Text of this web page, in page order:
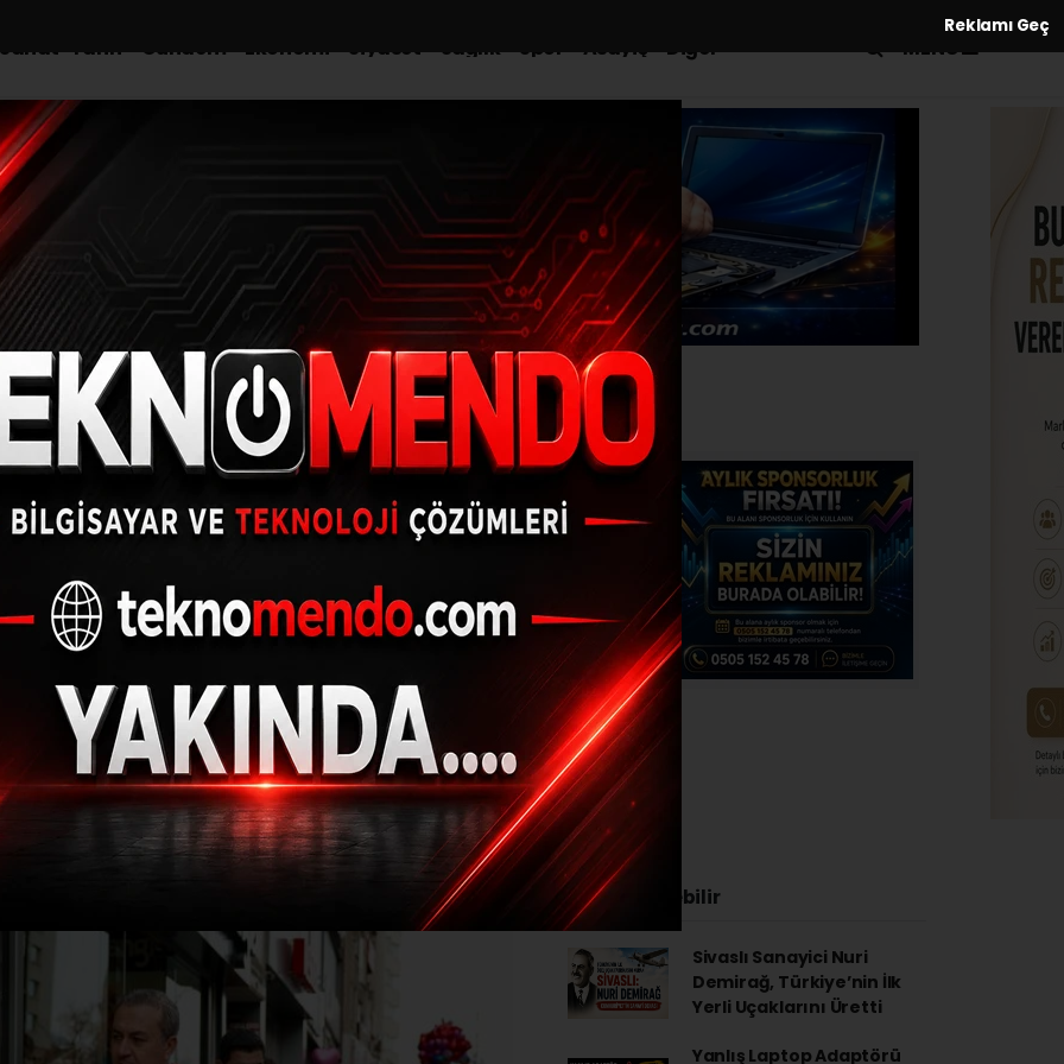
Reklamı Geç
Tarih Gündem Ekonomi Siyaset Sağlık Spor Asayiş Diğer MENÜ
sevdamız Sivasspor
16.02.2025 - 17:27, Güncelleme: 16.02.2025 - 17:33
İlginizi Çekebilir
Sivaslı Sanayici Nuri
Demirağ, Türkiye’nin İlk
Yerli Uçaklarını Üretti
Yanlış Laptop Adaptörü